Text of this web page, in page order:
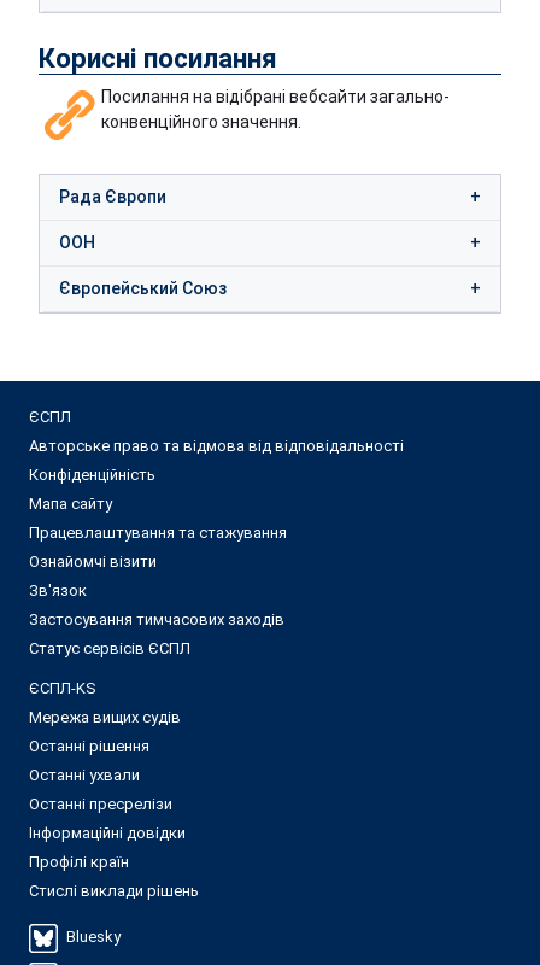
Корисні посилання
Посилання на відібрані вебсайти загально-
конвенційного значення.
Рада Європи
ООН
Європейський Союз
ЄСПЛ
Авторське право та відмова від відповідальності
Конфіденційність
Мапа сайту
Працевлаштування та стажування
Ознайомчі візити
Зв'язок
Застосування тимчасових заходів
Статус сервісів ЄСПЛ
ЄСПЛ-KS
Мережа вищих судів
Останні рішення
Останні ухвали
Останні пресрелізи
Інформаційні довідки
Профілі країн
Стислі виклади рішень
Bluesky